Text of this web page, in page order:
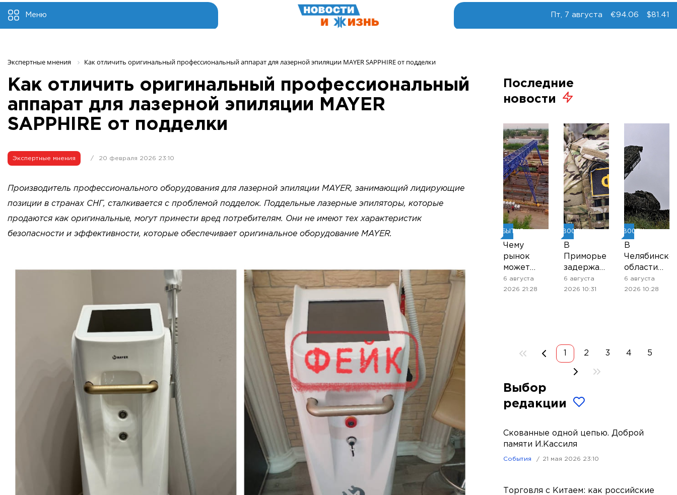
Меню Пт, 7 августа €94.06 $81.41
Экспертные мнения Как отличить оригинальный профессиональный аппарат для лазерной эпиляции MAYER SAPPHIRE от подделки
Как отличить оригинальный профессиональный
аппарат для лазерной эпиляции MAYER
SAPPHIRE от подделки
Экспертные мнения / 20 февраля 2026 23:10
Производитель профессионального оборудования для лазерной эпиляции MAYER, занимающий лидирующие
позиции в странах СНГ, сталкивается с проблемой подделок. Поддельные лазерные эпиляторы, которые
продаются как оригинальные, могут принести вред потребителям. Они не имеют тех характеристик
безопасности и эффективности, которые обеспечивает оригинальное оборудование MAYER.
Последние
новости
СОБЫТИЯ
Чему
рынок
может
научиться
у
6 августа
2026 21:28
НОВОСТИ
В
Приморье
задержали
подростков,
готовивших
6 августа
2026 10:31
НОВОСТИ
В
области
введён
режим
6 августа
2026 10:28
2 3 4 5
Выбор
редакции
Скованные одной цепью. Доброй
памяти И.Кассиля
События 21 мая 2026 23:10
Торговля с Китаем: как российские